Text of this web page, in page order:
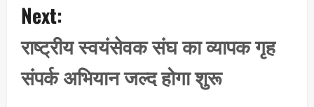
v
i
g
a
Next:
राष्ट्रीय स्वयंसेवक संघ का व्यापक गृह
संपर्क अभियान जल्द होगा शुरू